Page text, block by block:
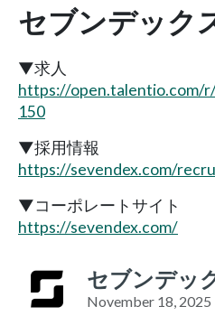
セブンデック
▼求人
https://open.talentio.com/
150
▼採用情報
https://sevendex.com/
▼コーポレートサイト
https://sevendex.com/
セブンデッ
November 18, 2025